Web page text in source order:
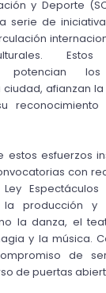
y Deporte
serie de
Estos
potencian los
afianzan
reconocimiento
estos esfuerzos
con
Espectáculos
producción y
la danza, el
y la música.
de
de puertas